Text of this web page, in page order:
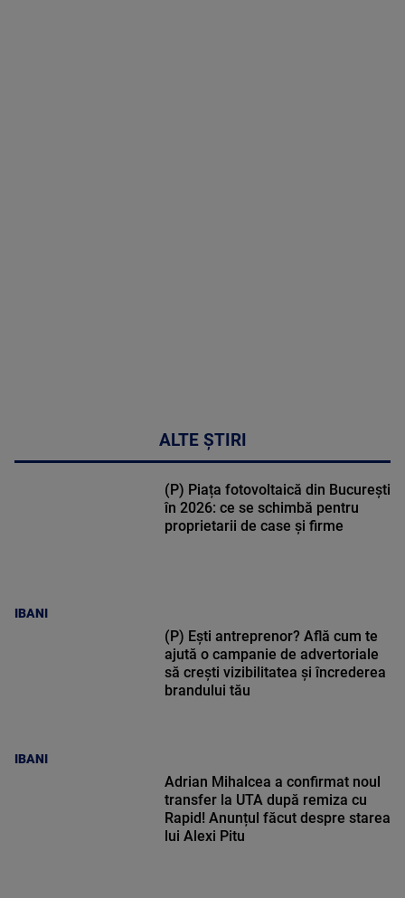
ALTE ȘTIRI
IBANI
(P) Piața fotovoltaică din București
în 2026: ce se schimbă pentru
proprietarii de case și firme
IBANI
(P) Ești antreprenor? Află cum te
ajută o campanie de advertoriale
să crești vizibilitatea și încrederea
brandului tău
Adrian Mihalcea a confirmat noul
transfer la UTA după remiza cu
Rapid! Anunțul făcut despre starea
lui Alexi Pitu